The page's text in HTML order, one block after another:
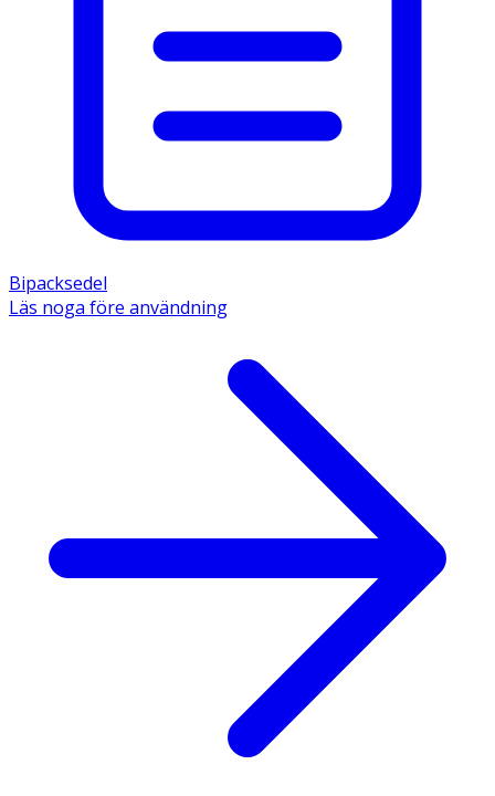
Bipacksedel
Läs noga före användning